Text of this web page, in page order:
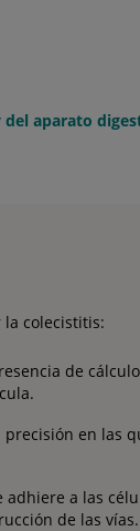
del aparato
colecistitis:
de
en las
a las
de las vías.